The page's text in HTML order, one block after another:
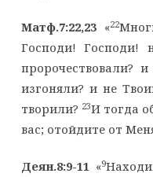
Матф.7:22,23«22
Господи!
пророчествовали?
изгоняли? и не
творили? 23И тогда
вас; отойдите от
Деян.8:9-11«9